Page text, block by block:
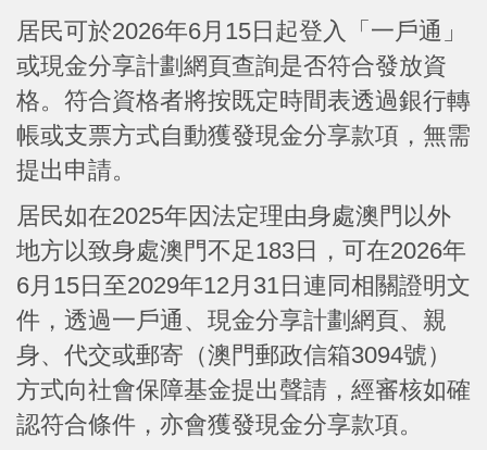
居民可於2026年6月15日起登入「一戶通」
或現金分享計劃網頁查詢是否符合發放資
格。符合資格者將按既定時間表透過銀行轉
帳或支票方式自動獲發現金分享款項，無需
提出申請。
居民如在2025年因法定理由身處澳門以外
地方以致身處澳門不足183日，可在2026年
6月15日至2029年12月31日連同相關證明文
件，透過一戶通、現金分享計劃網頁、親
身、代交或郵寄（澳門郵政信箱3094號）
方式向社會保障基金提出聲請，經審核如確
認符合條件，亦會獲發現金分享款項。